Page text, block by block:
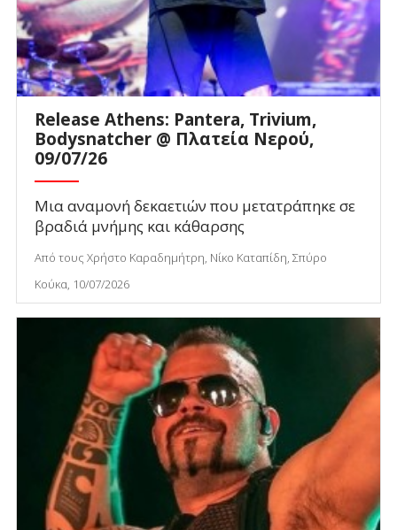
Release Athens: Pantera, Trivium,
Bodysnatcher @ Πλατεία Νερού,
09/07/26
Μια αναμονή δεκαετιών που μετατράπηκε σε
βραδιά μνήμης και κάθαρσης
Από τους Χρήστο Καραδημήτρη, Νίκο Καταπίδη, Σπύρο
Κούκα, 10/07/2026